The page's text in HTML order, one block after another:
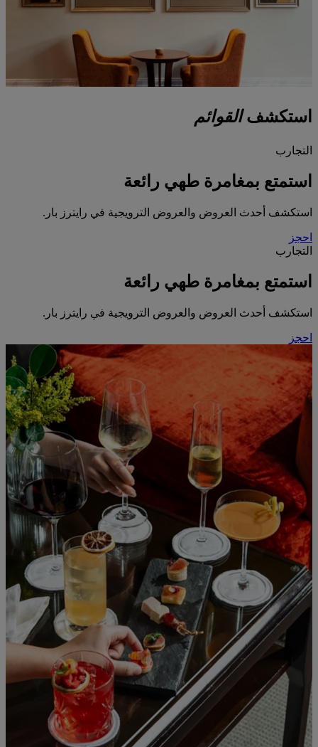
استكشف القوائم
التجارب
استمتع بمغامرة طهي رائعة
استكشف أحدث العروض والعروض الترويجية في رايترز بار.
احجز
التجارب
استمتع بمغامرة طهي رائعة
استكشف أحدث العروض والعروض الترويجية في رايترز بار.
احجز